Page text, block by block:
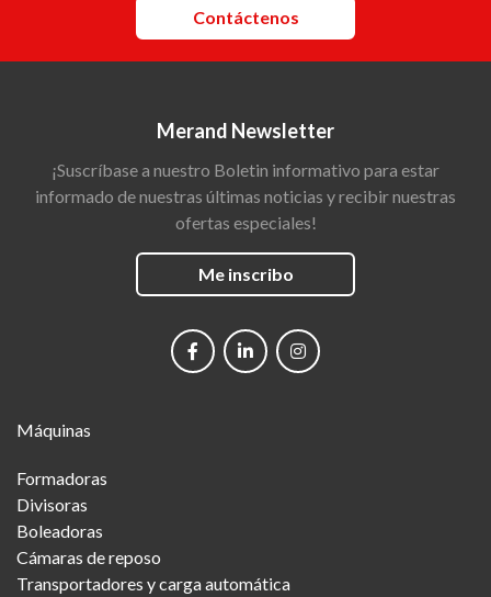
Contáctenos
Merand Newsletter
¡Suscríbase a nuestro Boletin informativo para estar
informado de nuestras últimas noticias y recibir nuestras
ofertas especiales!
Me inscribo
Menu
Máquinas
Formadoras
Divisoras
Boleadoras
Cámaras de reposo
Transportadores y carga automática